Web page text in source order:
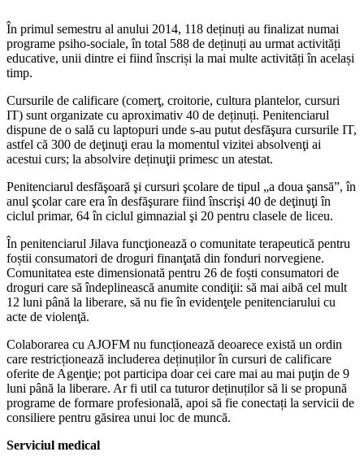
În primul semestru al anului 2014, 118 deținuți au finalizat numai
programe psiho-sociale, în total 588 de deținuți au urmat activități
educative, unii dintre ei fiind înscriși la mai multe activități în același
timp.
Cursurile de calificare (comerţ, croitorie, cultura plantelor, cursuri
IT) sunt organizate cu aproximativ 40 de deținuți. Penitenciarul
dispune de o sală cu laptopuri unde s-au putut desfăşura cursurile IT,
astfel că 300 de deţinuţi erau la momentul vizitei absolvenţi ai
acestui curs; la absolvire deținuţii primesc un atestat.
Penitenciarul desfăşoară şi cursuri şcolare de tipul „a doua şansă”, în
anul şcolar care era în desfăşurare fiind înscrişi 40 de deţinuţi în
ciclul primar, 64 în ciclul gimnazial şi 20 pentru clasele de liceu.
În penitenciarul Jilava funcţionează o comunitate terapeutică pentru
foștii consumatori de droguri finanţată din fonduri norvegiene.
Comunitatea este dimensionată pentru 26 de foști consumatori de
droguri care să îndeplinească anumite condiţii: să mai aibă cel mult
12 luni până la liberare, să nu fie în evidenţele penitenciarului cu
acte de violenţă.
Colaborarea cu AJOFM nu funcționează deoarece există un ordin
care restricționează includerea deținuților în cursuri de calificare
oferite de Agenţie; pot participa doar cei care mai au mai puţin de 9
luni până la liberare. Ar fi util ca tuturor deținuților să li se propună
programe de formare profesională, apoi să fie conectați la servicii de
consiliere pentru găsirea unui loc de muncă.
Serviciul medical